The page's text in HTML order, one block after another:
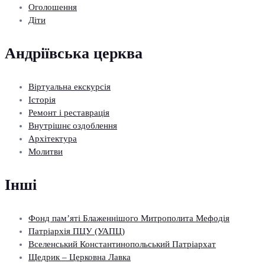
Оголошення
Діти
Андріївська церква
Віртуальна екскурсія
Історія
Ремонт і реставрація
Внутрішнє оздоблення
Архітектура
Молитви
Інші
Фонд пам’яті Блаженнішого Митрополита Мефодія
Патріархія ПЦУ (УАПЦ)
Вселенський Константинопольський Патріархат
Щедрик – Церковна Лавка